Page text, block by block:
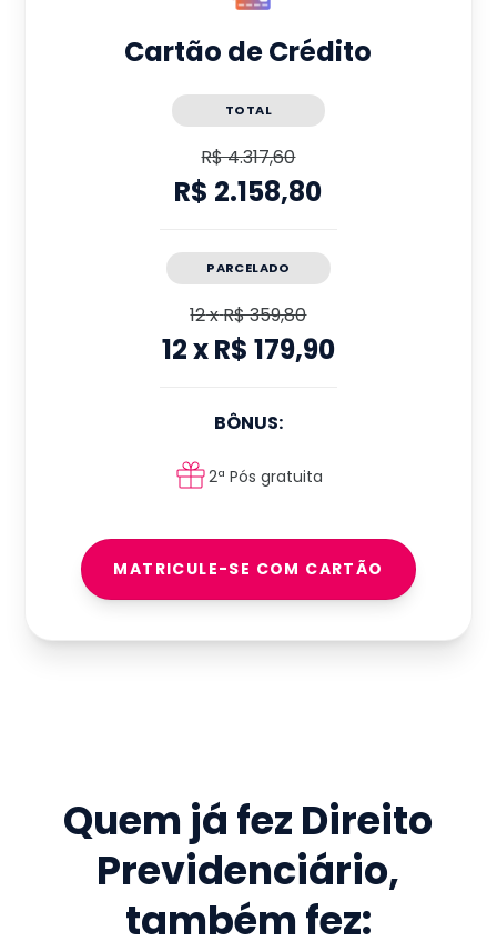
Cartão de Crédito
TOTAL
R$ 4.317,60
R$ 2.158,80
PARCELADO
12xR$ 359,80
12xR$ 179,90
BÔNUS:
2ª Pós gratuita
MATRICULE-SE COM CARTÃO
Quem já fez Direito
Previdenciário,
também fez: